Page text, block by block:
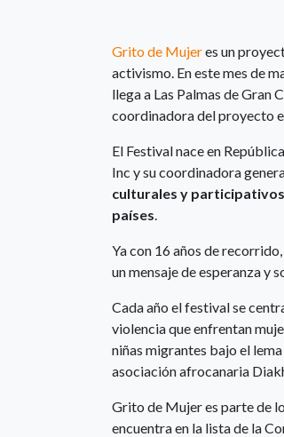
Grito de Mujeres un
activismo. En este mes de
llega a Las Palmas de Gran
coordinadora del proyecto
El Festival nace en
Inc y su coordinadora
culturales y participativos
países
Ya con 16 años de
un mensaje de esperanza y
Cada año el festival se
violencia que enfrentan
niñas migrantes bajo el lema
asociación afrocanaria
Grito de Mujer es parte de
encuentra en la lista de la